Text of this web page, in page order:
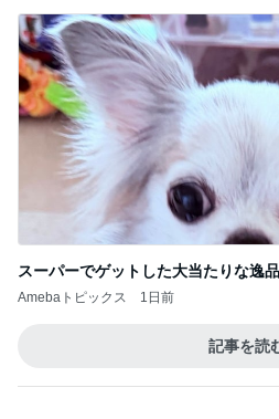
スーパーでゲットした大当たりな逸品
Amebaトピックス 1日前
記事を読む